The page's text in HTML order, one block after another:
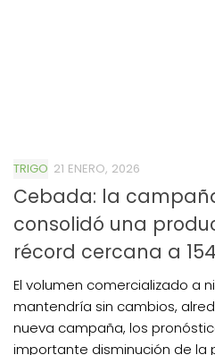
TRIGO 21 ENERO, 2026
Cebada: la
consolidó una
récord cercana a
El volumen comercializado a
mantendría sin cambios,
nueva campaña, los
importante disminución de la